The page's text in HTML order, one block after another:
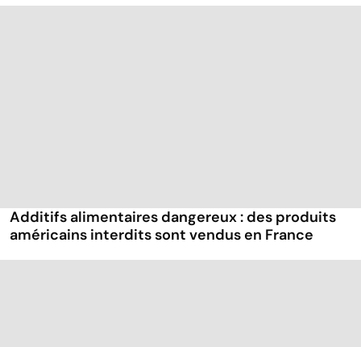
Additifs alimentaires dangereux : des produits
américains interdits sont vendus en France